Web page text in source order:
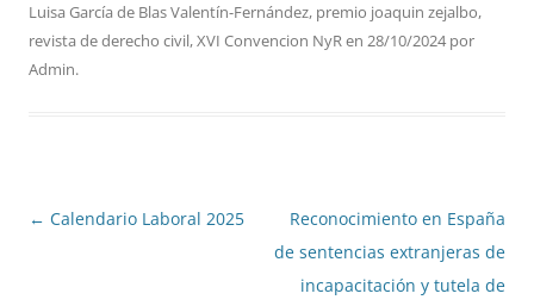
Luisa García de Blas Valentín-Fernández, premio joaquin zejalbo,
revista de derecho civil,XVI Convencion NyRen 28/10/2024por
Admin.
Navegación
← Calendario Laboral 2025
Reconocimiento en España
de sentencias extranjeras de
incapacitación y tutela de